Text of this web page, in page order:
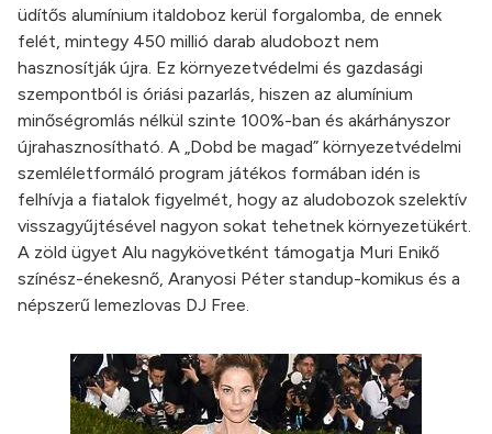
üdítős alumínium italdoboz kerül forgalomba, de ennek
felét, mintegy 450 millió darab aludobozt nem
hasznosítják újra. Ez környezetvédelmi és gazdasági
szempontból is óriási pazarlás, hiszen az alumínium
minőségromlás nélkül szinte 100%-ban és akárhányszor
újrahasznosítható. A „Dobd be magad” környezetvédelmi
szemléletformáló program játékos formában idén is
felhívja a fiatalok figyelmét, hogy az aludobozok szelektív
visszagyűjtésével nagyon sokat tehetnek környezetükért.
A zöld ügyet Alu nagykövetként támogatja Muri Enikő
színész-énekesnő, Aranyosi Péter standup-komikus és a
népszerű lemezlovas DJ Free.